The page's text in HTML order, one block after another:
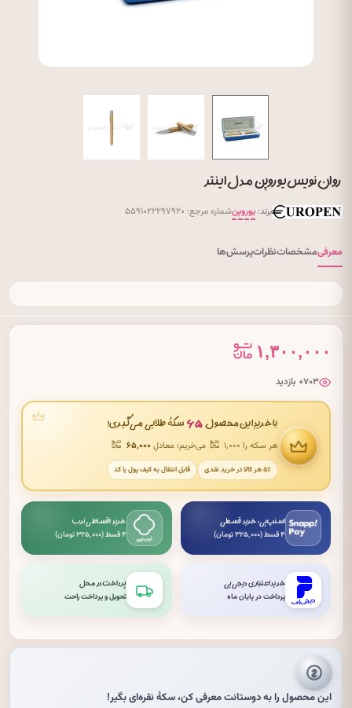
روان نویس یوروپن مدل اینتر
برند: یوروپنشماره مرجع: ۵۵۹۱۰۲۲۲۹۷۹۲۰
معرفیمشخصاتنظراتپرسش‌ها
۱,۳۰۰,۰۰۰
۷۰۳+ بازدید
با خریدِ این محصول ۶۵ سکهٔ طلایی می‌گیری!
هر سکه را ۱٬۰۰۰ می‌خریم؛ معادلِ۶۵٬۰۰۰
۵٪ هر کالا در خریدِ نقدی قابلِ انتقال به کیف پول یا کد
اسنپ‌پی: خرید قسطی
۴ قسط (۳۲۵٬۰۰۰ تومان)
خرید اقساطی ترب
۴ قسط (۳۲۵٬۰۰۰ تومان)
خرید اعتباری دیجی‌پی
پرداخت در پایان ماه
پرداخت در محل
تحویل و پرداخت راحت
این محصول را به دوستانت معرفی کن،سکهٔ نقره‌ایبگیر!